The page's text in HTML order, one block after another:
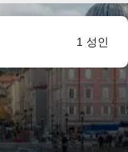
1 성인